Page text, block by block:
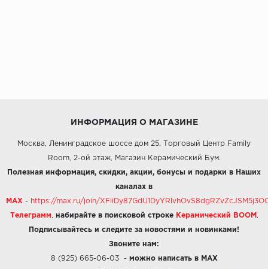
ИНФОРМАЦИЯ О МАГАЗИНЕ
Москва, Ленинградское шоссе дом 25, Торговый Центр Family
Room, 2-ой этаж, Магазин Керамический Бум.
Полезная информация, скидки, акции, бонусы и подарки в Наших
каналах в
MAX - https://max.ru/join/
Телеграмм набирайте в поисковой строке Керамический BOOM .
Подписывайтесь и следите за новостями и новинками!
Звоните нам:
8 (925) 665-06-03- можно написать в MAX